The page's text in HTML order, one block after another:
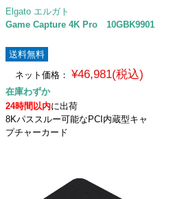
Elgato エルガト
Game Capture 4K Pro 10GBK9901
送料無料
ネット価格：
¥46,981(税込)
在庫わずか
24時間以内に出荷
8Kパススルー可能なPCI内蔵型キャ
プチャーカード